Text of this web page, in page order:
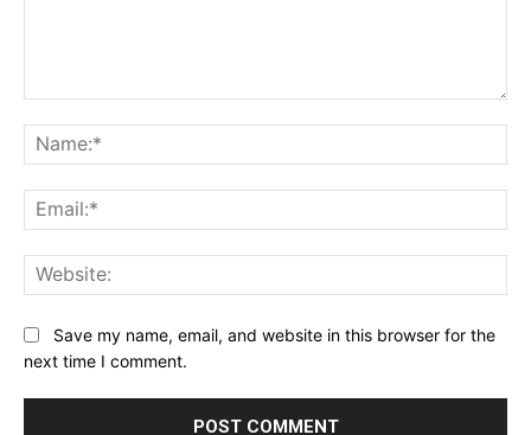
Save my name, email, and website in this browser for the
next time I comment.